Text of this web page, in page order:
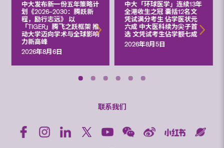
中大发布新一份五年策略计
划《2026‒2030：腾跃新
程，励行志远》 以
「TIGER」腾飞之跃框架 推
动大学迈向学术与全球影响
力新高峰
2026年8月6日
中大「环球医学」连续13年
全港收生之冠 囊括12名文
凭试满分考生 佔学医状元
六成 中大医科续为尖子首
选 文凭试考生佔学额七成
2026年8月5日
联系我们